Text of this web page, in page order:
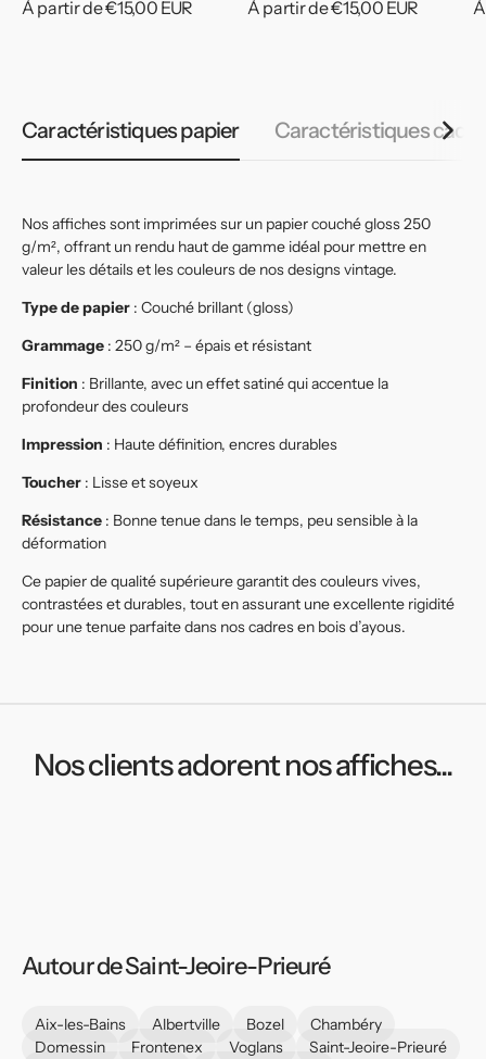
Prix
À partir de €15,00 EUR
Prix
À partir de €15,00 EUR
Caractéristiques papier Caractéristiques cadre
Nos affiches sont imprimées sur un papier couché gloss 250
g/m², offrant un rendu haut de gamme idéal pour mettre en
valeur les détails et les couleurs de nos designs vintage.
Type de papier : Couché brillant (gloss)
Grammage : 250 g/m² – épais et résistant
Finition : Brillante, avec un effet satiné qui accentue la
profondeur des couleurs
Impression : Haute définition, encres durables
Toucher : Lisse et soyeux
Résistance : Bonne tenue dans le temps, peu sensible à la
déformation
Ce papier de qualité supérieure garantit des couleurs vives,
contrastées et durables, tout en assurant une excellente rigidité
pour une tenue parfaite dans nos cadres en bois d’ayous.
Nos clients adorent nos affiches...
Autour de Saint-Jeoire-Prieuré
Aix-les-Bains Albertville Bozel
Chambéry
Domessin
Frontenex Voglans
Saint-Jeoire-Prieuré